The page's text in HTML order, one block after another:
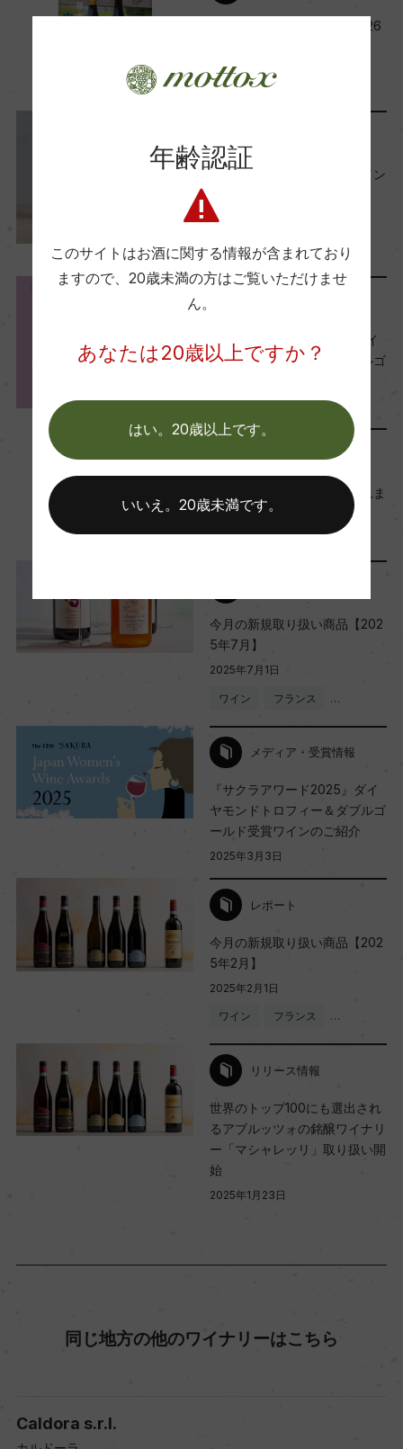
『ワイナート』NO.125 2026
2026年6月5日
今月のバイヤーおすすめワイン
2026年6月1日
ワイン
『サクラアワード2026』ダイ
ヤモンドトロフィー＆ダブルゴ
メディア・受賞情報
『グルメWatch』に掲載されま
した 2025.9
2025年9月29日
今月の新規取り扱い商品【202
5年7月】
2025年7月1日
ワイン フランス …
メディア・受賞情報
『サクラアワード2025』ダイ
ヤモンドトロフィー＆ダブルゴ
ールド受賞ワインのご紹介
2025年3月3日
レポート
今月の新規取り扱い商品【202
5年2月】
2025年2月1日
ワイン フランス …
リリース情報
世界のトップ100にも選出され
るアブルッツォの銘醸ワイナリ
ー「マシャレッリ」取り扱い開
始
2025年1月23日
同じ地方の他のワイナリーはこちら
Caldora s.r.l.
年齢認証
このサイトはお酒に関する情報が含まれており
ますので、 20歳未満の方はご覧いただけませ
ん。
あなたは20歳以上ですか？
はい。20歳以上です。
いいえ。20歳未満です。